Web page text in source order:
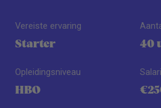
Vereiste ervaring
Starter
Opleidingsniveau
HBO
40